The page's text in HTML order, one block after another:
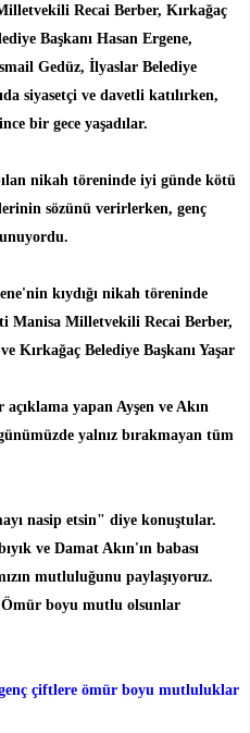
Recai Berber, Kırkağaç
Başkanı Hasan Ergene,
Gedüz, İlyaslar Belediye
siyasetçi ve davetli katılırken,
bir gece yaşadılar.
nikah töreninde iyi günde kötü
sözünü verirlerken, genç
kıydığı nikah töreninde
Manisa Milletvekili Recai Berber,
Kırkağaç Belediye Başkanı Yaşar
yapan Ayşen ve Akın
yalnız bırakmayan tüm
nasip etsin" diye konuştular.
ve Damat Akın'ın babası
mutluluğunu paylaşıyoruz.
Ömür boyu mutlu olsunlar
çiftlere ömür boyu mutluluklar